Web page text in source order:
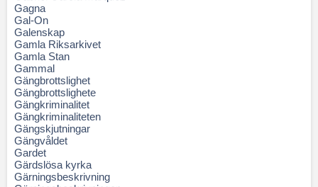
Gagna
Gal-On
Galenskap
Gamla Riksarkivet
Gamla Stan
Gammal
Gängbrottslighet
Gängbrottslighete
Gängkriminalitet
Gängkriminaliteten
Gängskjutningar
Gängvåldet
Gardet
Gärdslösa kyrka
Gärningsbeskrivning